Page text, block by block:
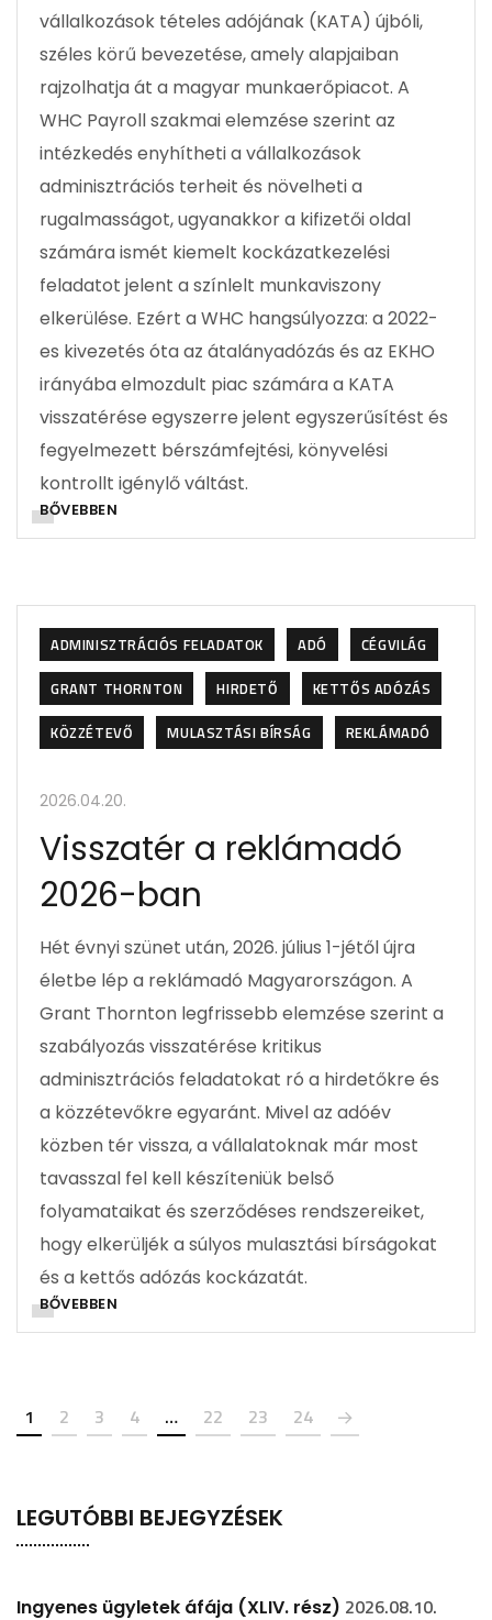
vállalkozások tételes adójának (KATA) újbóli,
széles körű bevezetése, amely alapjaiban
rajzolhatja át a magyar munkaerőpiacot. A
WHC Payroll szakmai elemzése szerint az
intézkedés enyhítheti a vállalkozások
adminisztrációs terheit és növelheti a
rugalmasságot, ugyanakkor a kifizetői oldal
számára ismét kiemelt kockázatkezelési
feladatot jelent a színlelt munkaviszony
elkerülése. Ezért a WHC hangsúlyozza: a 2022-
es kivezetés óta az átalányadózás és az EKHO
irányába elmozdult piac számára a KATA
visszatérése egyszerre jelent egyszerűsítést és
fegyelmezett bérszámfejtési, könyvelési
kontrollt igénylő váltást.
BŐVEBBEN
ADMINISZTRÁCIÓS FELADATOK ADÓ
CÉGVILÁG
GRANT THORNTON
HIRDETŐ
KETTŐS ADÓZÁS
KÖZZÉTEVŐ
MULASZTÁSI BÍRSÁG REKLÁMADÓ
2026.04.20.
Visszatér a reklámadó
2026-ban
Hét évnyi szünet után, 2026. július 1-jétől újra
életbe lép a reklámadó Magyarországon. A
Grant Thornton legfrissebb elemzése szerint a
szabályozás visszatérése kritikus
adminisztrációs feladatokat ró a hirdetőkre és
a közzétevőkre egyaránt. Mivel az adóév
közben tér vissza, a vállalatoknak már most
tavasszal fel kell készíteniük belső
folyamataikat és szerződéses rendszereiket,
hogy elkerüljék a súlyos mulasztási bírságokat
és a kettős adózás kockázatát.
BŐVEBBEN
1 2 3 4 … 22 23 24
LEGUTÓBBI BEJEGYZÉSEK
Ingyenes ügyletek áfája (XLIV. rész) 2026.08.10.